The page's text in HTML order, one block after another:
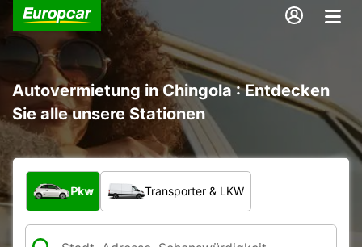
Autovermietung in Chingola : Entdecken
Sie alle unsere Stationen
Welche Art von Fahrzeug?
Pkw Transporter & LKW